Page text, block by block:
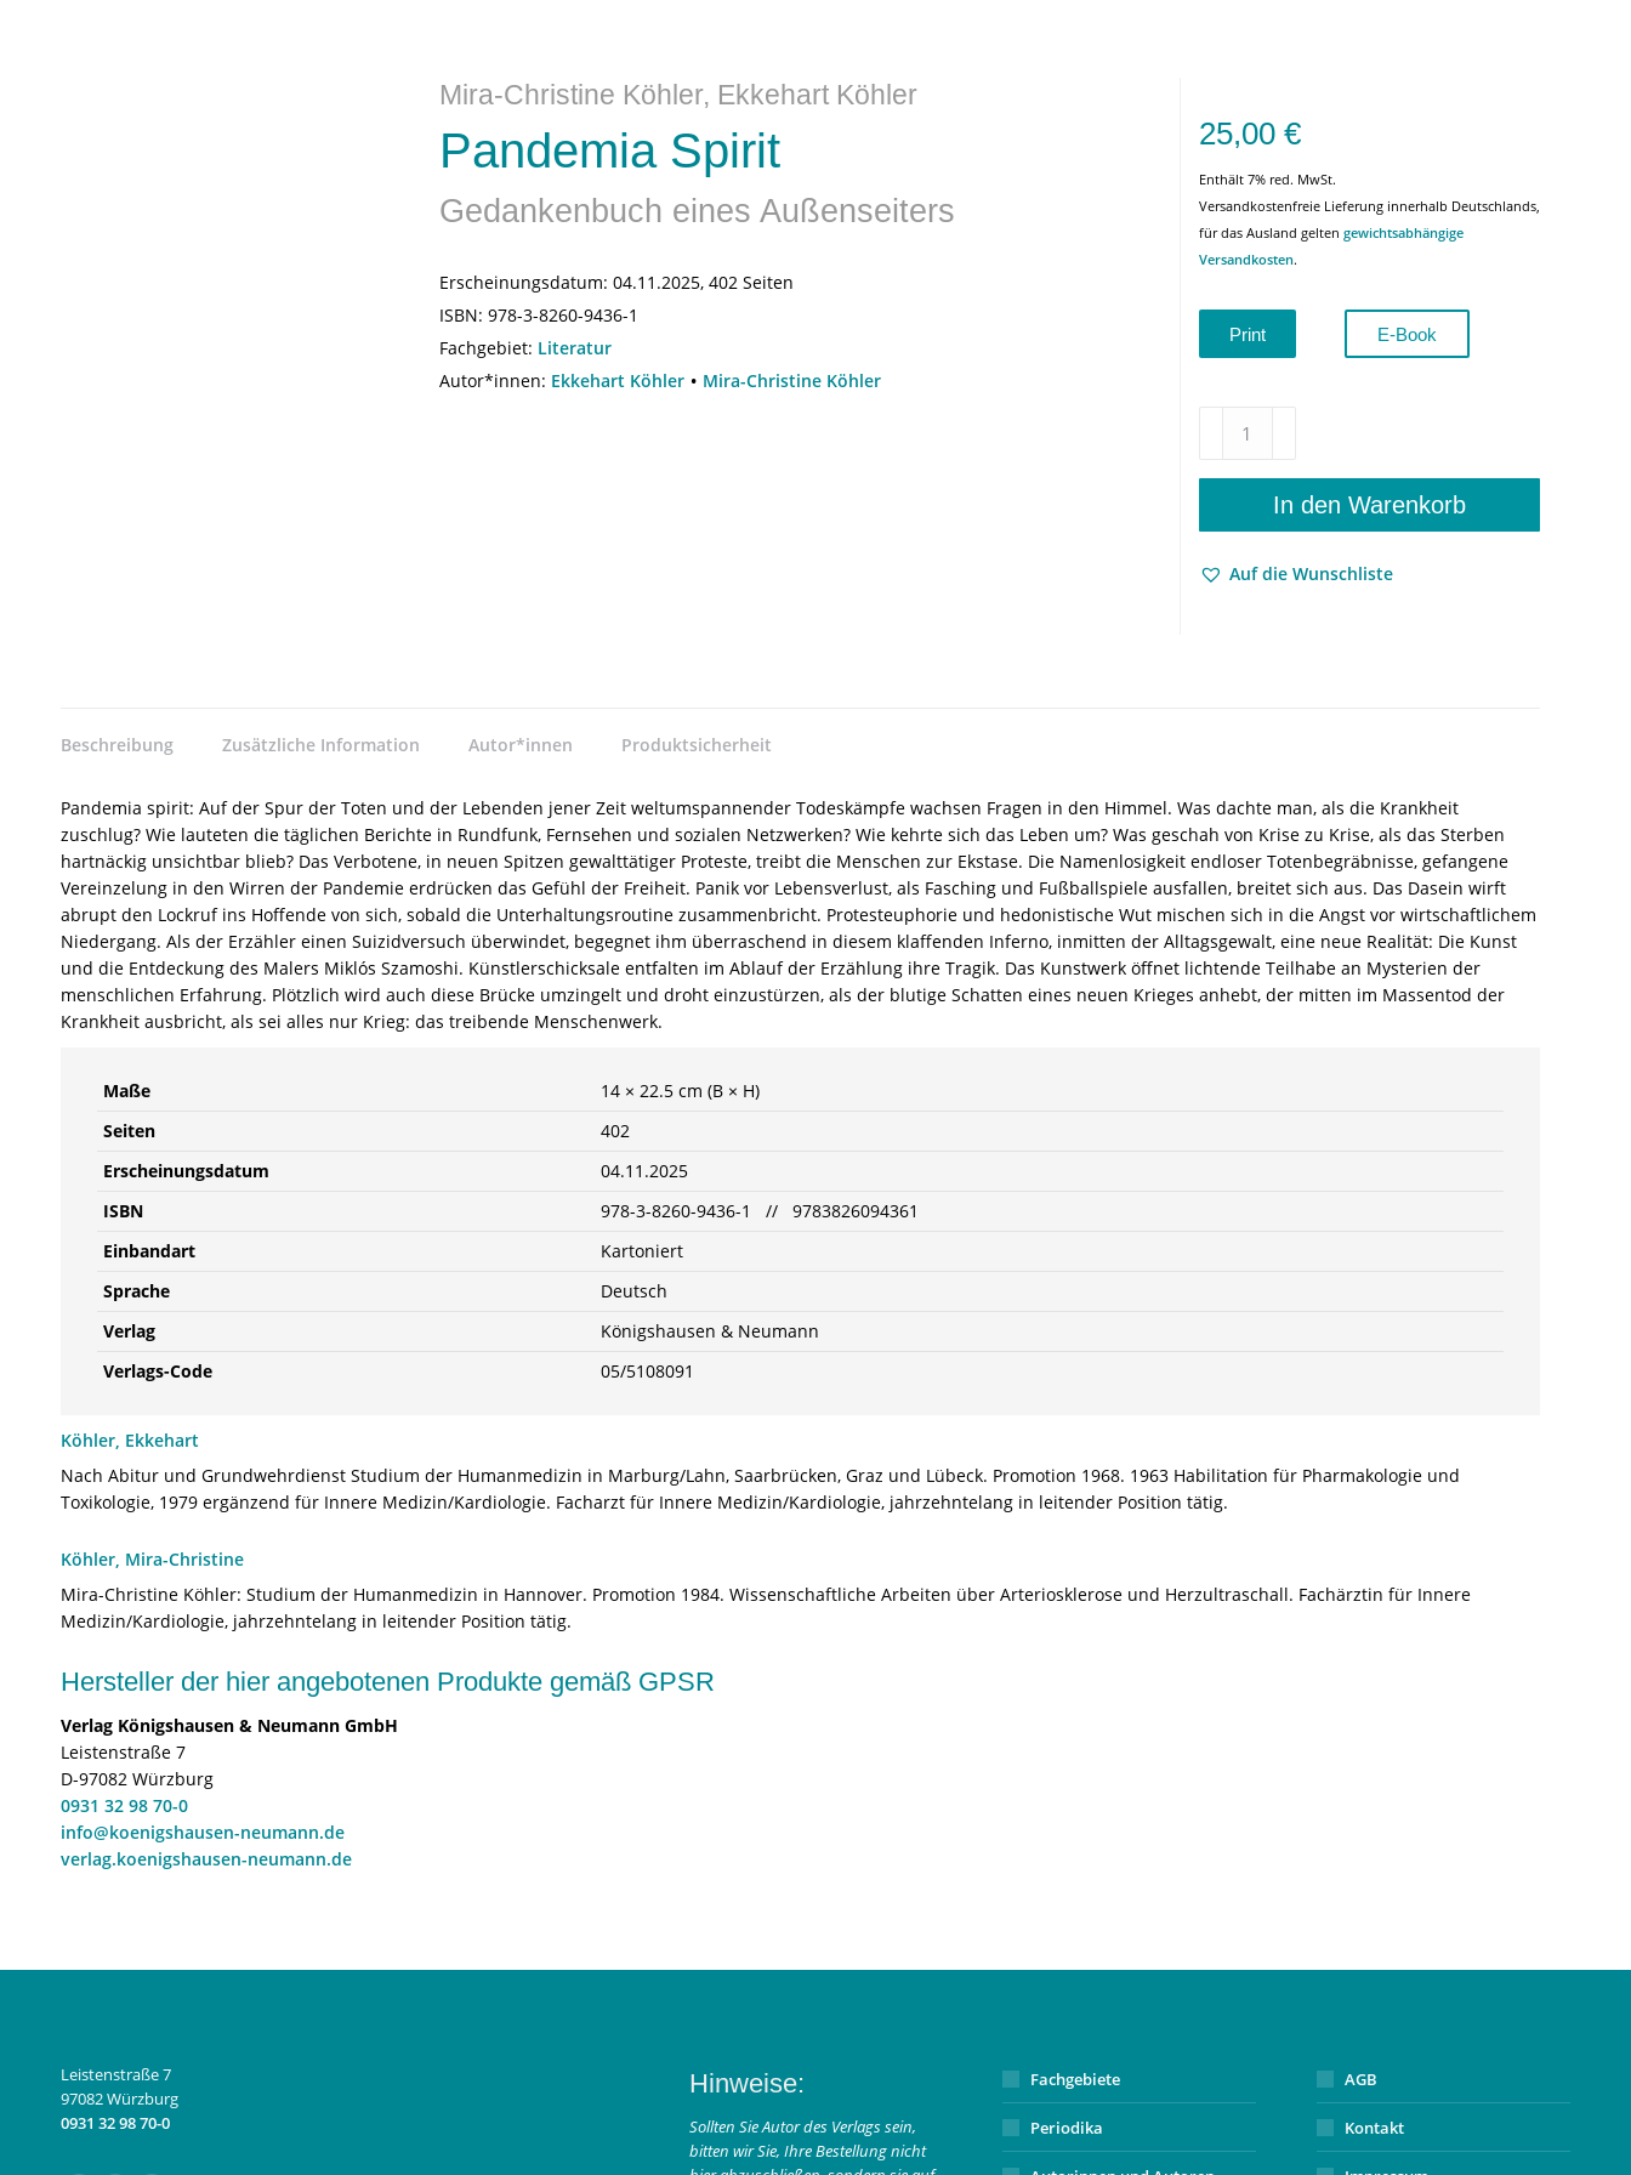
Mira-Christine Köhler, Ekkehart Köhler
Pandemia Spirit
Gedankenbuch eines Außenseiters
Erscheinungsdatum: 04.11.2025, 402 Seiten
ISBN:978-3-8260-9436-1
Fachgebiet: Literatur
Autor*innen: Ekkehart Köhler Mira-Christine Köhler
25,00 €
Enthält 7% red. MwSt.
Versandkostenfreie Lieferung innerhalb Deutschlands,
für das Ausland gelten gewichtsabhängige
Versandkosten.
Print E-Book
Gedankenbuch
eines
–
/
978-
3-
8260-
9436-
1
/
978-
In den Warenkorb
Auf die Wunschliste
Beschreibung Zusätzliche Information Autor*innen Produktsicherheit
Pandemia spirit: Auf der Spur der Toten und der Lebenden jener Zeit weltumspannender Todeskämpfe wachsen Fragen in den Himmel. Was dachte man, als die Krankheit
zuschlug? Wie lauteten die täglichen Berichte in Rundfunk, Fernsehen und sozialen Netzwerken? Wie kehrte sich das Leben um? Was geschah von Krise zu Krise, als das Sterben
hartnäckig unsichtbar blieb? Das Verbotene, in neuen Spitzen gewalttätiger Proteste, treibt die Menschen zur Ekstase. Die Namenlosigkeit endloser Totenbegräbnisse, gefangene
Vereinzelung in den Wirren der Pandemie erdrücken das Gefühl der Freiheit. Panik vor Lebensverlust, als Fasching und Fußballspiele ausfallen, breitet sich aus. Das Dasein wirft
abrupt den Lockruf ins Hoffende von sich, sobald die Unterhaltungsroutine zusammenbricht. Protesteuphorie und hedonistische Wut mischen sich in die Angst vor wirtschaftlichem
Niedergang. Als der Erzähler einen Suizidversuch überwindet, begegnet ihm überraschend in diesem klaffenden Inferno, inmitten der Alltagsgewalt, eine neue Realität: Die Kunst
und die Entdeckung des Malers Miklós Szamoshi. Künstlerschicksale entfalten im Ablauf der Erzählung ihre Tragik. Das Kunstwerk öffnet lichtende Teilhabe an Mysterien der
menschlichen Erfahrung. Plötzlich wird auch diese Brücke umzingelt und droht einzustürzen, als der blutige Schatten eines neuen Krieges anhebt, der mitten im Massentod der
Krankheit ausbricht, als sei alles nur Krieg: das treibende Menschenwerk.
Maße
14 × 22.5 cm (B × H)
Seiten
402
Erscheinungsdatum
04.11.2025
ISBN
978-3-8260-9436-1 // 9783826094361
Einbandart
Kartoniert
Sprache
Deutsch
Verlag
Königshausen & Neumann
Verlags-Code
05/5108091
Köhler, Ekkehart
Nach Abitur und Grundwehrdienst Studium der Humanmedizin in Marburg/Lahn, Saarbrücken, Graz und Lübeck. Promotion 1968. 1963 Habilitation für Pharmakologie und
Toxikologie, 1979 ergänzend für Innere Medizin/Kardiologie. Facharzt für Innere Medizin/Kardiologie, jahrzehntelang in leitender Position tätig.
Köhler, Mira-Christine
Mira-Christine Köhler: Studium der Humanmedizin in Hannover. Promotion 1984. Wissenschaftliche Arbeiten über Arteriosklerose und Herzultraschall. Fachärztin für Innere
Medizin/Kardiologie, jahrzehntelang in leitender Position tätig.
Hersteller der hier angebotenen Produkte gemäß GPSR
Verlag Königshausen & Neumann GmbH
Leistenstraße 7
D-97082 Würzburg
0931 32 98 70-0
info@koenigshausen-neumann.de
verlag.koenigshausen-neumann.de
Leistenstraße 7
97082 Würzburg
0931 32 98 70-0
Hinweise:
Sollten Sie Autor des Verlags sein,
bitten wir Sie, Ihre Bestellung nicht
Fachgebiete
Periodika
AGB
Kontakt